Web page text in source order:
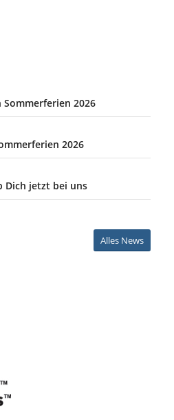
2026
2026
Dich jetzt bei uns
Alles News